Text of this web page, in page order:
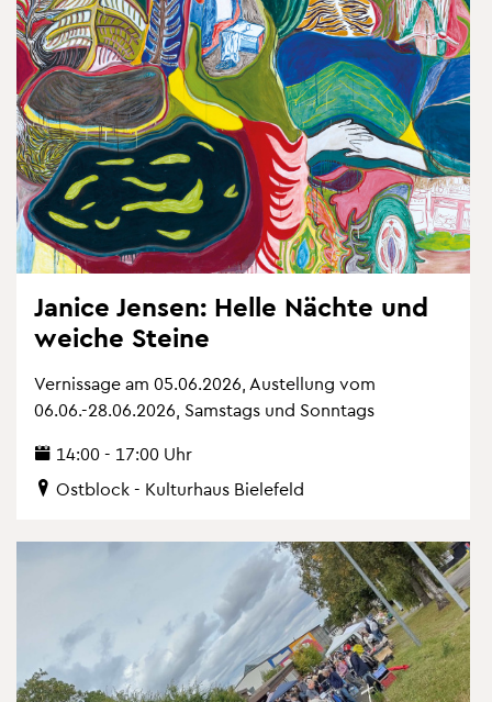
Ja­nice Jen­sen: Helle Näch­te und
wei­che Stei­ne
Ver­nis­sa­ge am 05.06.2026, Au­stel­lung vom
06.06.-28.06.2026, Sams­tags und Sonn­tags
14:00 - 17:00 Uhr
Ost­block - Kul­tur­haus Bie­le­feld